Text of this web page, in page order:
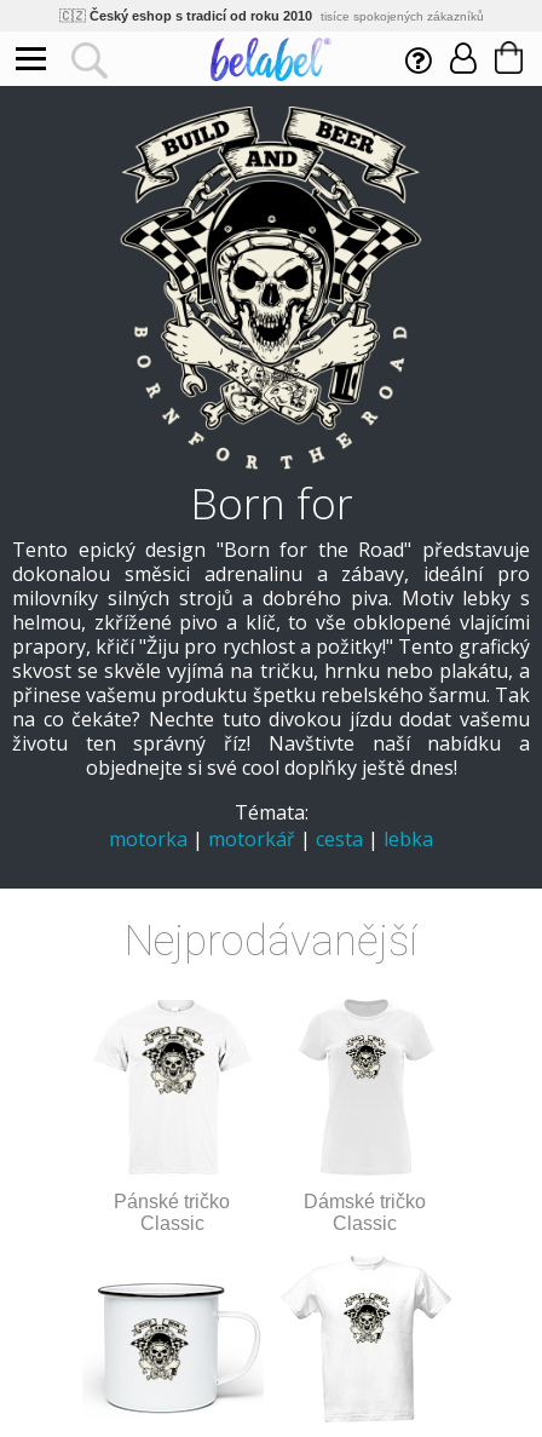
🌿Ekologický a zdravotně nezávadný žádná čína, barvy s certifikáty
Inovativní výroba vlastní vývoj, nejnovější technologie
Rychlé dodání expedujeme do 24h
Výhodné pro firmy velké množstevní slevy
Kvalita pod kontrolou jsme přímý výrobce, žádný zprostředkovatel
Český eshop s tradicí od roku 2010 tisíce spokojených zákazníků
Born for
Tento epický design "Born for the Road" představuje
dokonalou směsici adrenalinu a zábavy, ideální pro
milovníky silných strojů a dobrého piva. Motiv lebky s
helmou, zkřížené pivo a klíč, to vše obklopené vlajícími
prapory, křičí "Žiju pro rychlost a požitky!" Tento grafický
skvost se skvěle vyjímá na tričku, hrnku nebo plakátu, a
přinese vašemu produktu špetku rebelského šarmu. Tak
na co čekáte? Nechte tuto divokou jízdu dodat vašemu
životu ten správný říz! Navštivte naší nabídku a
objednejte si své cool doplňky ještě dnes!
Témata:
motorka | motorkář | cesta | lebka
Nejprodávanější
Pánské tričko
Classic
Dámské tričko
Classic